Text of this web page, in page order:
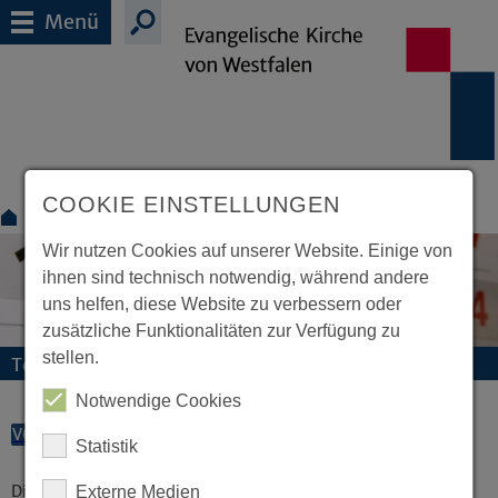
Menü
Termine
Termine und Veranstaltungen
VORLESEN
Diese Veranstaltung existiert nicht.
COOKIE EINSTELLUNGEN
Wir nutzen Cookies auf unserer Website. Einige von
ihnen sind technisch notwendig, während andere
uns helfen, diese Website zu verbessern oder
zusätzliche Funktionalitäten zur Verfügung zu
stellen.
Notwendige Cookies
Statistik
Externe Medien